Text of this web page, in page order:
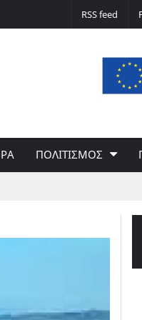
Φίσερ για τις Δίκες της Μόσχας
RSS feed
ΠΟΛΙΤΙΣΜΟΣ